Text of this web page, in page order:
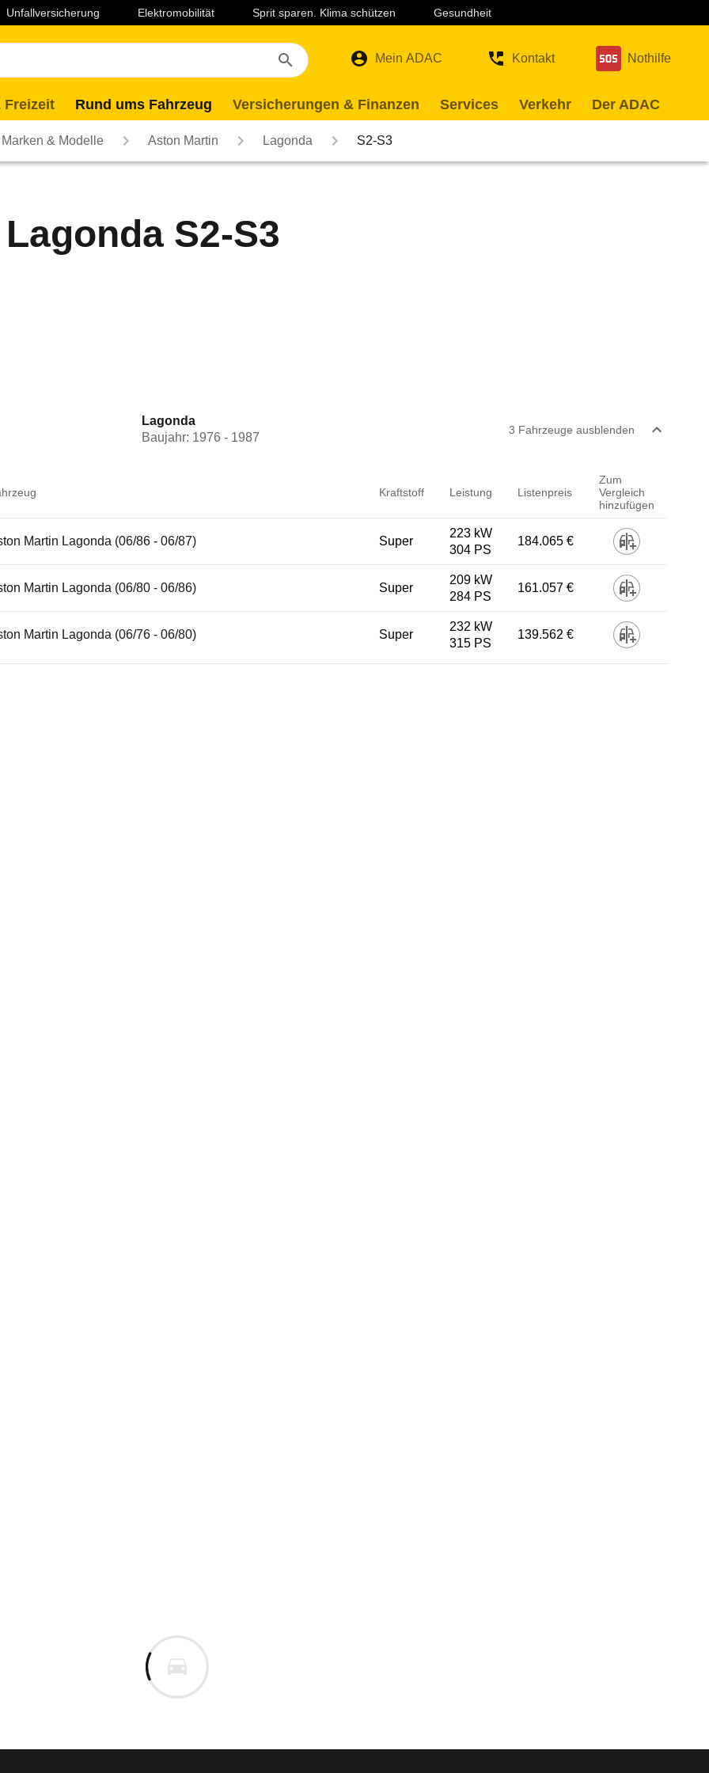
Unfallversicherung Elektromobilität Sprit sparen. Klima schützen Gesundheit
Mein ADAC Kontakt Nothilfe
Freizeit Rund ums Fahrzeug Versicherungen & Finanzen Services Verkehr Der ADAC
Marken & Modelle Aston Martin Lagonda S2-S3
S2-S3
Lagonda
Baujahr: 1976 - 1987
3 Fahrzeuge ausblenden
Kraftstoff Leistung Listenpreis
Zum
Vergleich
hinzufügen
Martin Lagonda (06/86 - 06/87) Super
223 kW
304 PS
184.065 €
Martin Lagonda (06/80 - 06/86) Super
209 kW
284 PS
161.057 €
Martin Lagonda (06/76 - 06/80) Super
232 kW
315 PS
139.562 €